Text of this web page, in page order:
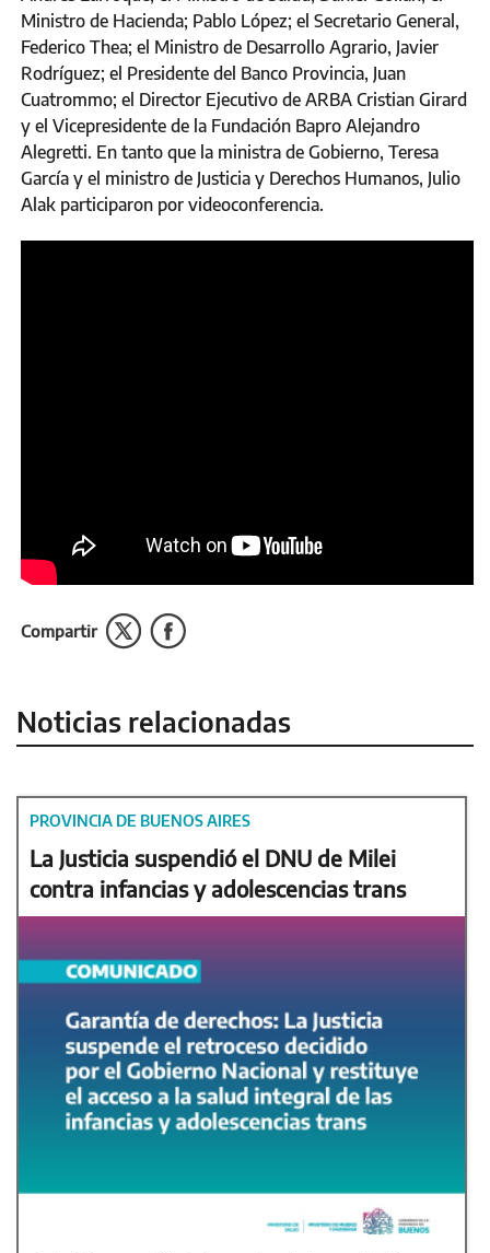
Ministro de Hacienda; Pablo López; el Secretario General,
Federico Thea; el Ministro de Desarrollo Agrario, Javier
Rodríguez; el Presidente del Banco Provincia, Juan
Cuatrommo; el Director Ejecutivo de ARBA Cristian Girard
y el Vicepresidente de la Fundación Bapro Alejandro
Alegretti. En tanto que la ministra de Gobierno, Teresa
García y el ministro de Justicia y Derechos Humanos, Julio
Alak participaron por videoconferencia.
Compartir
Noticias relacionadas
PROVINCIA DE BUENOS AIRES
La Justicia suspendió el DNU de Milei
contra infancias y adolescencias trans